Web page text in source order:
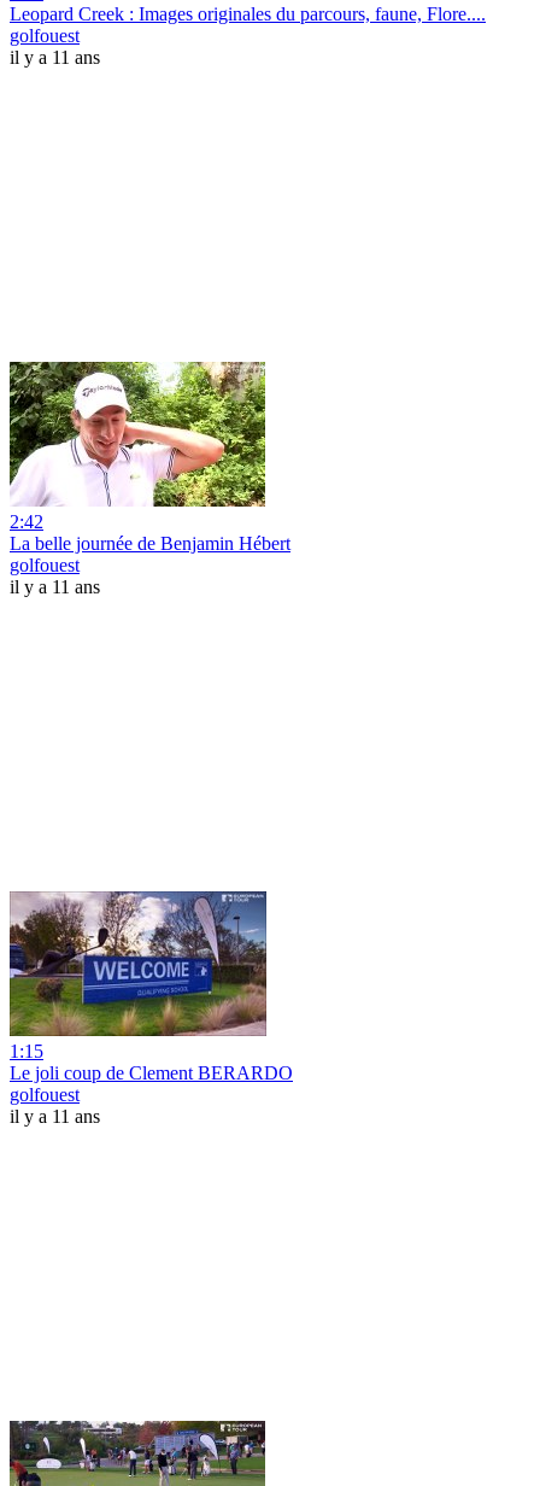
Leopard Creek : Images originales du parcours, faune, Flore....
golfouest
il y a 11 ans
2:42
La belle journée de Benjamin Hébert
golfouest
il y a 11 ans
1:15
Le joli coup de Clement BERARDO
golfouest
il y a 11 ans